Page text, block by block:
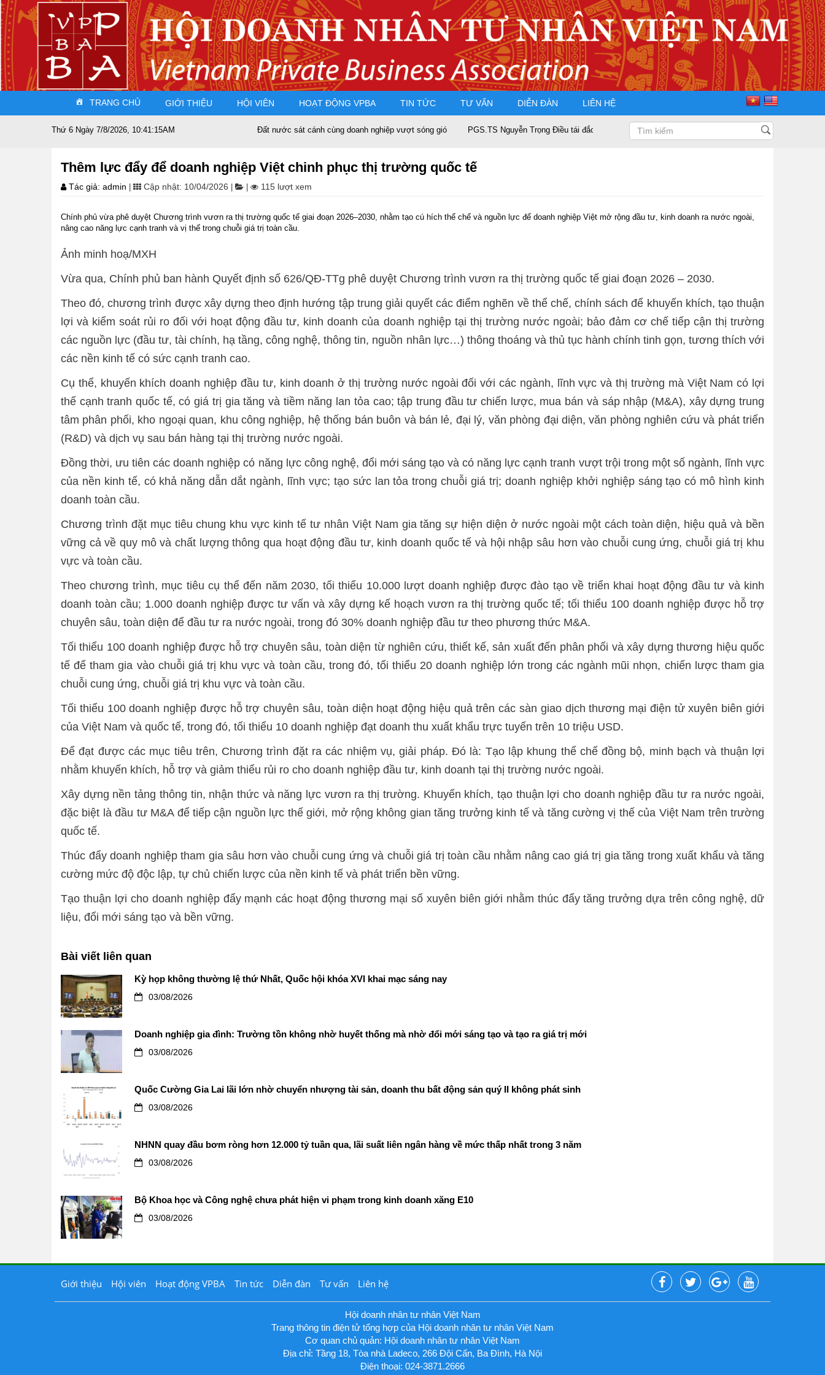
TRANG CHỦ GIỚI THIỆU HỘI VIÊN HOẠT ĐỘNG VPBA TIN TỨC TƯ VẤN DIỄN ĐÀN LIÊN HỆ
Thứ 6 Ngày 7/8/2026, 10:41:15AM Đất nước sát cánh cùng doanh nghiệp vượt sóng gió PGS.TS Nguyễn Trọng Điều tái đắc cử Chủ tịch Hội Doanh nhân Tư nhân Việt Nam nhiệm kỳ 2025 – 2030
Thêm lực đẩy để doanh nghiệp Việt chinh phục thị trường quốc tế
Tác giả: admin Cập nhật: 10/04/2026 115 lượt xem
Chính phủ vừa phê duyệt Chương trình vươn ra thị trường quốc tế giai đoạn 2026–2030, nhằm tạo cú hích thể chế và nguồn lực để doanh nghiệp Việt mở rộng đầu tư, kinh doanh ra nước ngoài,
nâng cao năng lực cạnh tranh và vị thế trong chuỗi giá trị toàn cầu.
Ảnh minh hoạ/MXH
Vừa qua, Chính phủ ban hành Quyết định số 626/QĐ-TTg phê duyệt Chương trình vươn ra thị trường quốc tế giai đoạn 2026 – 2030.
Theo đó,chương trình được xây dựng theo định hướng tập trung giải quyết các điểm nghẽn về thể chế, chính sách để khuyến khích, tạo thuận
lợi và kiểm soát rủi ro đối với hoạt động đầu tư, kinh doanh của doanh nghiệp tại thị trường nước ngoài; bảo đảm cơ chế tiếp cận thị trường
các nguồn lực (đầu tư, tài chính, hạ tầng, công nghệ, thông tin, nguồn nhân lực…) thông thoáng và thủ tục hành chính tinh gọn, tương thích với
các nền kinh tế có sức cạnh tranh cao.
Cụ thể, khuyến khích doanh nghiệp đầu tư, kinh doanh ở thị trường nước ngoài đối với các ngành, lĩnh vực và thị trường mà Việt Nam có lợi
thế cạnh tranh quốc tế, có giá trị gia tăng và tiềm năng lan tỏa cao; tập trung đầu tư chiến lược, mua bán và sáp nhập (M&A), xây dựng trung
tâm phân phối, kho ngoại quan, khu công nghiệp, hệ thống bán buôn và bán lẻ, đại lý, văn phòng đại diện, văn phòng nghiên cứu và phát triển
(R&D) và dịch vụ sau bán hàng tại thị trường nước ngoài.
Đồng thời, ưu tiên các doanh nghiệp có năng lực công nghệ, đổi mới sáng tạo và có năng lực cạnh tranh vượt trội trong một số ngành, lĩnh vực
của nền kinh tế, có khả năng dẫn dắt ngành, lĩnh vực; tạo sức lan tỏa trong chuỗi giá trị; doanh nghiệp khởi nghiệp sáng tạo có mô hình kinh
doanh toàn cầu.
Chương trình đặt mục tiêu chung khu vực kinh tế tư nhân Việt Nam gia tăng sự hiện diện ở nước ngoài một cách toàn diện, hiệu quả và bền
vững cả về quy mô và chất lượng thông qua hoạt động đầu tư, kinh doanh quốc tế và hội nhập sâu hơn vào chuỗi cung ứng, chuỗi giá trị khu
vực và toàn cầu.
Theo chương trình, mục tiêu cụ thể đến năm 2030, tối thiểu 10.000 lượt doanh nghiệp được đào tạo về triển khai hoạt động đầu tư và kinh
doanh toàn cầu; 1.000 doanh nghiệp được tư vấn và xây dựng kế hoạch vươn ra thị trường quốc tế; tối thiểu 100 doanh nghiệp được hỗ trợ
chuyên sâu, toàn diện để đầu tư ra nước ngoài, trong đó 30% doanh nghiệp đầu tư theo phương thức M&A.
Tối thiểu 100 doanh nghiệp được hỗ trợ chuyên sâu, toàn diện từ nghiên cứu, thiết kế, sản xuất đến phân phối và xây dựng thương hiệu quốc
tế để tham gia vào chuỗi giá trị khu vực và toàn cầu, trong đó, tối thiểu 20 doanh nghiệp lớn trong các ngành mũi nhọn, chiến lược tham gia
chuỗi cung ứng, chuỗi giá trị khu vực và toàn cầu.
Tối thiểu 100 doanh nghiệp được hỗ trợ chuyên sâu, toàn diện hoạt động hiệu quả trên các sàn giao dịch thương mại điện tử xuyên biên giới
của Việt Nam và quốc tế, trong đó, tối thiểu 10 doanh nghiệp đạt doanh thu xuất khẩu trực tuyến trên 10 triệu USD.
Để đạt được các mục tiêu trên, Chương trình đặt ra các nhiệm vụ, giải pháp. Đó là: Tạo lập khung thể chế đồng bộ, minh bạch và thuận lợi
nhằm khuyến khích, hỗ trợ và giảm thiểu rủi ro cho doanh nghiệp đầu tư, kinh doanh tại thị trường nước ngoài.
Xây dựng nền tảng thông tin, nhận thức và năng lực vươn ra thị trường. Khuyến khích, tạo thuận lợi cho doanh nghiệp đầu tư ra nước ngoài,
đặc biệt là đầu tư M&A để tiếp cận nguồn lực thế giới, mở rộng không gian tăng trưởng kinh tế và tăng cường vị thế của Việt Nam trên trường
quốc tế.
Thúc đẩy doanh nghiệp tham gia sâu hơn vào chuỗi cung ứng và chuỗi giá trị toàn cầu nhằm nâng cao giá trị gia tăng trong xuất khẩu và tăng
cường mức độ độc lập, tự chủ chiến lược của nền kinh tế và phát triển bền vững.
Tạo thuận lợi cho doanh nghiệp đẩy mạnh các hoạt động thương mại số xuyên biên giới nhằm thúc đẩy tăng trưởng dựa trên công nghệ, dữ
liệu, đổi mới sáng tạo và bền vững.
Bài viết liên quan
Kỳ họp không thường lệ thứ Nhất, Quốc hội khóa XVI khai mạc sáng nay
03/08/2026
Doanh nghiệp gia đình: Trường tồn không nhờ huyết thống mà nhờ đổi mới sáng tạo và tạo ra giá trị mới
03/08/2026
Quốc Cường Gia Lai lãi lớn nhờ chuyển nhượng tài sản, doanh thu bất động sản quý II không phát sinh
03/08/2026
NHNN quay đầu bơm ròng hơn 12.000 tỷ tuần qua, lãi suất liên ngân hàng về mức thấp nhất trong 3 năm
03/08/2026
Bộ Khoa học và Công nghệ chưa phát hiện vi phạm trong kinh doanh xăng E10
03/08/2026
Giới thiệu Hội viên Hoạt động VPBA Tin tức Diễn đàn Tư vấn Liên hệ
Hội doanh nhân tư nhân Việt Nam
Trang thông tin điện tử tổng hợp của Hội doanh nhân tư nhân Việt Nam
Cơ quan chủ quản: Hội doanh nhân tư nhân Việt Nam
Địa chỉ: Tầng 18, Tòa nhà Ladeco, 266 Đội Cấn, Ba Đình, Hà Nội
Điện thoại: 024-3871.2666